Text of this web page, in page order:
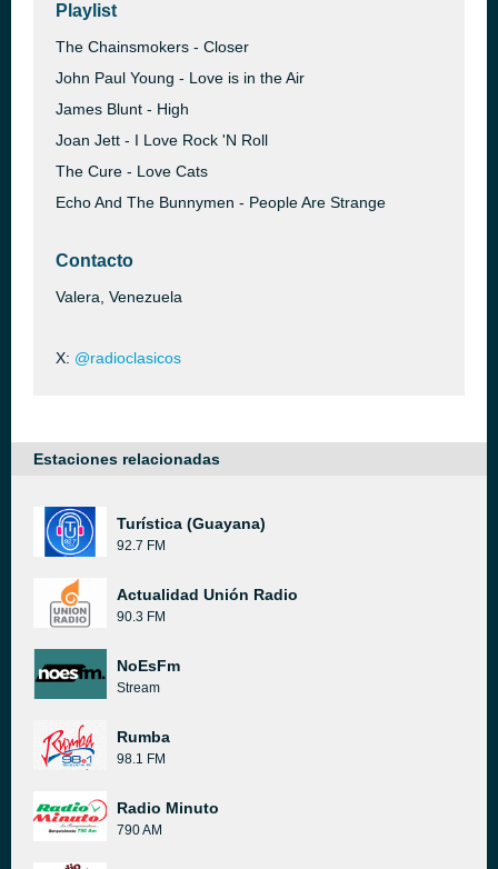
Playlist
The Chainsmokers - Closer
John Paul Young - Love is in the Air
James Blunt - High
Joan Jett - I Love Rock 'N Roll
The Cure - Love Cats
Echo And The Bunnymen - People Are Strange
Contacto
Valera, Venezuela
X: @radioclasicos
Estaciones relacionadas
Turística (Guayana)
92.7 FM
Actualidad Unión Radio
90.3 FM
NoEsFm
Stream
Rumba
98.1 FM
Radio Minuto
790 AM